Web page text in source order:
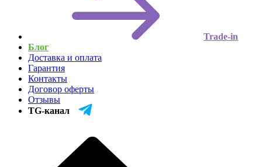
Trade-in
Блог
Доставка и оплата
Гарантия
Контакты
Договор оферты
Отзывы
TG-канал